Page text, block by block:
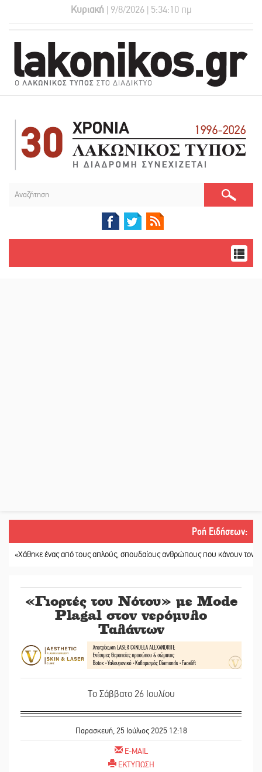
Κυριακή | 9/8/2026 | 5:34:10 πμ
Ροή Ειδήσεων:
ένας από τους απλούς, σπουδαίους ανθρώπους που κάνουν τον κόσμο
«Γιορτές του Νότου» με Mode
Plagal στον νερόμυλο
Ταλάντων
Το Σάββατο 26 Ιουλίου
Παρασκευή, 25 Ιούλιος 2025 12:18
E-MAIL
ΕΚΤΥΠΩΣΗ